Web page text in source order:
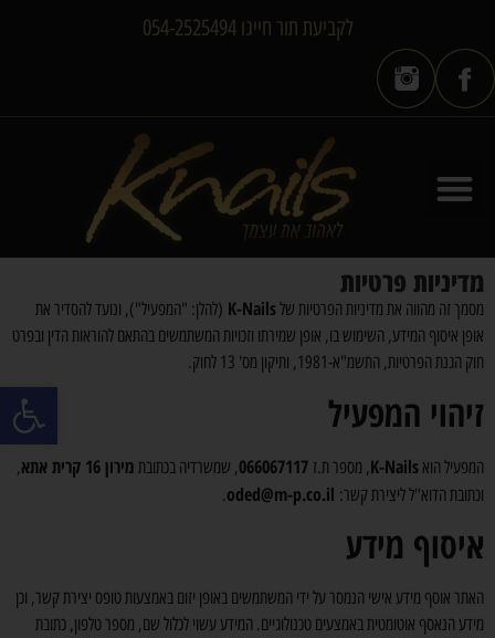
פתח
לקביעת תור חייגו 054-2525494
מדיניות פרטיות
מסמך זה מהווה את מדיניות הפרטיות שלK-Nails (להלן: "המפעיל"), ונועד להסדיר את
אופן איסוף המידע, השימוש בו, אופן שמירתו וזכויות המשתמשים בהתאם להוראות הדין ובפרט
חוק הגנת הפרטיות, התשמ"א-1981, ותיקון מס' 13 לחוק.
זיהוי המפעיל
המפעיל הוא K-Nails, מספר ת.ז 066067117, שמשרדיה בכתובת מירון 16 קרית אתא
,
וכתובת הדוא"ל ליצירת קשר: oded@m-p.co.il
.
איסוף מידע
האתר אוסף מידע אישי הנמסר על ידי המשתמשים באופן יזום באמצעות טופס יצירת קשר, וכן
מידע הנאסף אוטומטית באמצעים טכנולוגיים. המידע עשוי לכלול שם, מספר טלפון, כתובת